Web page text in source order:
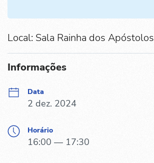
Local: Sala Rainha dos Apóstolos
Informações
Data
2 dez. 2024
Horário
16:00 — 17:30